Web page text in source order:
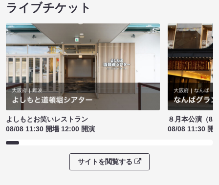
ライブチケット
よしもとお笑いレストラン
08/08 11:30 開場 12:00 開演
８月本公演（8/
08/08 11:30 開
サイトを閲覧する